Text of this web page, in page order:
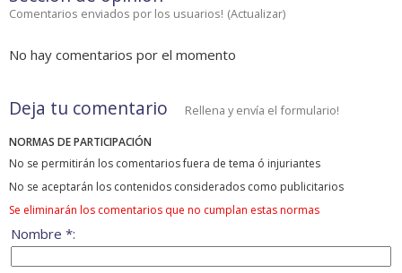
Comentarios enviados por los usuarios! (Actualizar)
No hay comentarios por el momento
Deja tu comentario Rellena y envía el formulario!
NORMAS DE PARTICIPACIÓN
No se permitirán los comentarios fuera de tema ó injuriantes
No se aceptarán los contenidos considerados como publicitarios
Se eliminarán los comentarios que no cumplan estas normas
Nombre *: